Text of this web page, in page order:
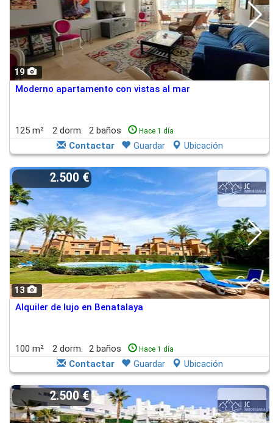
19
Moderno apartamento con vistas al mar
125 m² 2 dorm. 2 baños Hace 1 día
Contactar Guardar Ubicación
13
2.500 €
Alquiler de lujo en Benatalaya
100 m² 2 dorm. 2 baños Hace 1 día
Contactar Guardar Ubicación
2.500 €